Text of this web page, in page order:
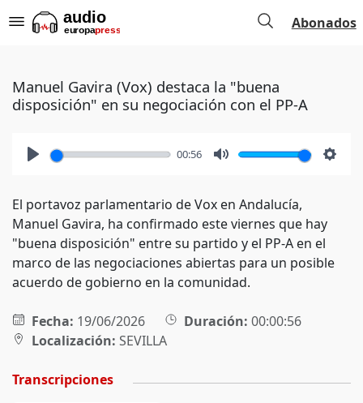
Abonados
Manuel Gavira (Vox) destaca la "buena
disposición" en su negociación con el PP-A
00:56
El portavoz parlamentario de Vox en Andalucía,
Manuel Gavira, ha confirmado este viernes que hay
"buena disposición" entre su partido y el PP-A en el
marco de las negociaciones abiertas para un posible
acuerdo de gobierno en la comunidad.
Fecha: 19/06/2026 Duración: 00:00:56
Localización: SEVILLA
Transcripciones